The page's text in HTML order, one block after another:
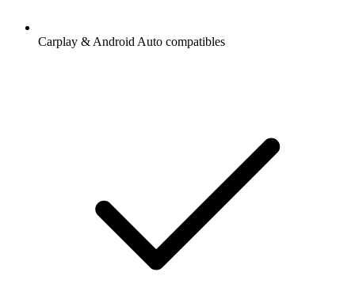
Carplay & Android Auto compatibles